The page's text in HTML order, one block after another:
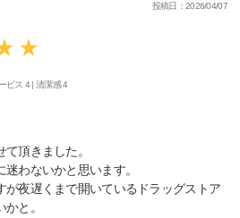
投稿日：2026/04/07
ビス 4 |清潔感 4
頂きました。
わないかと思います。
が夜遅くまで開いているドラッグストア
と。